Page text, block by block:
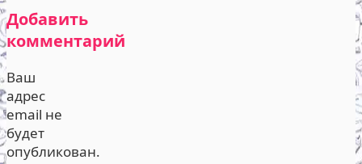
Добавить
комментарий
Ваш
адрес
email не
будет
опубликован.